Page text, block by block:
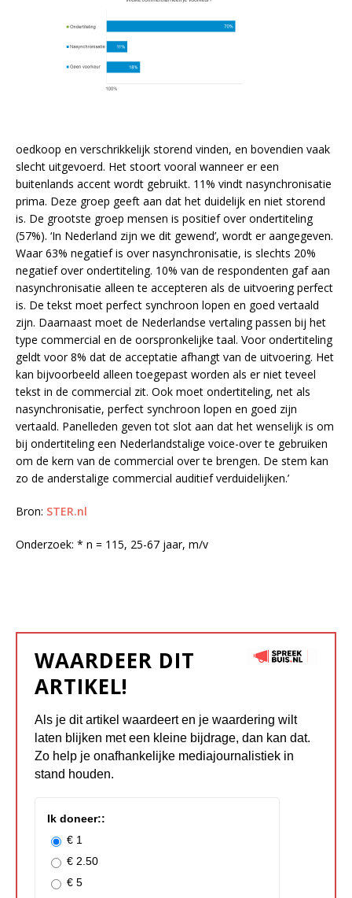
oedkoop en verschrikkelijk storend vinden, en bovendien vaak
slecht uitgevoerd. Het stoort vooral wanneer er een
buitenlands accent wordt gebruikt. 11% vindt nasynchronisatie
prima. Deze groep geeft aan dat het duidelijk en niet storend
is. De grootste groep mensen is positief over ondertiteling
(57%). ‘In Nederland zijn we dit gewend’, wordt er aangegeven.
Waar 63% negatief is over nasynchronisatie, is slechts 20%
negatief over ondertiteling. 10% van de respondenten gaf aan
nasynchronisatie alleen te accepteren als de uitvoering perfect
is. De tekst moet perfect synchroon lopen en goed vertaald
zijn. Daarnaast moet de Nederlandse vertaling passen bij het
type commercial en de oorspronkelijke taal. Voor ondertiteling
geldt voor 8% dat de acceptatie afhangt van de uitvoering. Het
kan bijvoorbeeld alleen toegepast worden als er niet teveel
tekst in de commercial zit. Ook moet ondertiteling, net als
nasynchronisatie, perfect synchroon lopen en goed zijn
vertaald. Panelleden geven tot slot aan dat het wenselijk is om
bij ondertiteling een Nederlandstalige voice-over te gebruiken
om de kern van de commercial over te brengen. De stem kan
zo de anderstalige commercial auditief verduidelijken.’
Bron: STER.nl
Onderzoek: * n = 115, 25-67 jaar, m/v
WAARDEER DIT
ARTIKEL!
Als je dit artikel waardeert en je waardering wilt
laten blijken met een kleine bijdrage, dan kan dat.
Zo help je onafhankelijke mediajournalistiek in
stand houden.
Ik doneer::
€ 1
€ 2.50
€ 5